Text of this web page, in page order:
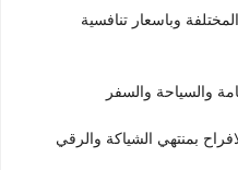
وباسعار تنافسية
بمنتهي الشياكة والرقي